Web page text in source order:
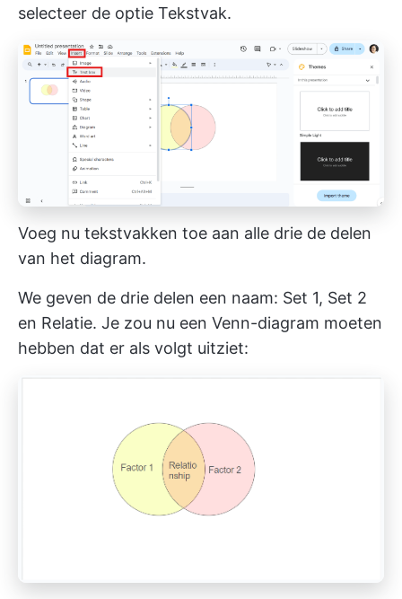
selecteer de optie Tekstvak.
Voeg nu tekstvakken toe aan alle drie de delen
van het diagram.
We geven de drie delen een naam: Set 1, Set 2
en Relatie. Je zou nu een Venn-diagram moeten
hebben dat er als volgt uitziet: